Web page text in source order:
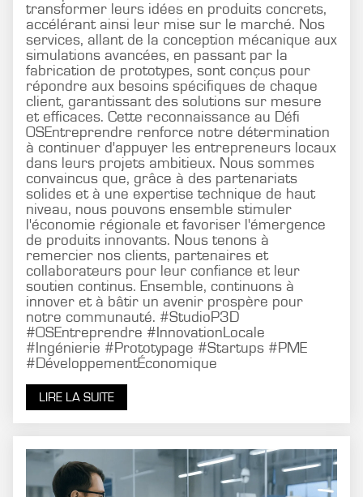
transformer leurs idées en produits concrets,
accélérant ainsi leur mise sur le marché. Nos
services, allant de la conception mécanique aux
simulations avancées, en passant par la
fabrication de prototypes, sont conçus pour
répondre aux besoins spécifiques de chaque
client, garantissant des solutions sur mesure
et efficaces. Cette reconnaissance au Défi
OSEntreprendre renforce notre détermination
à continuer d'appuyer les entrepreneurs locaux
dans leurs projets ambitieux. Nous sommes
convaincus que, grâce à des partenariats
solides et à une expertise technique de haut
niveau, nous pouvons ensemble stimuler
l'économie régionale et favoriser l'émergence
de produits innovants. Nous tenons à
remercier nos clients, partenaires et
collaborateurs pour leur confiance et leur
soutien continus. Ensemble, continuons à
innover et à bâtir un avenir prospère pour
notre communauté. #StudioP3D
#OSEntreprendre #InnovationLocale
#Ingénierie #Prototypage #Startups #PME
#DéveloppementÉconomique
LIRE LA SUITE